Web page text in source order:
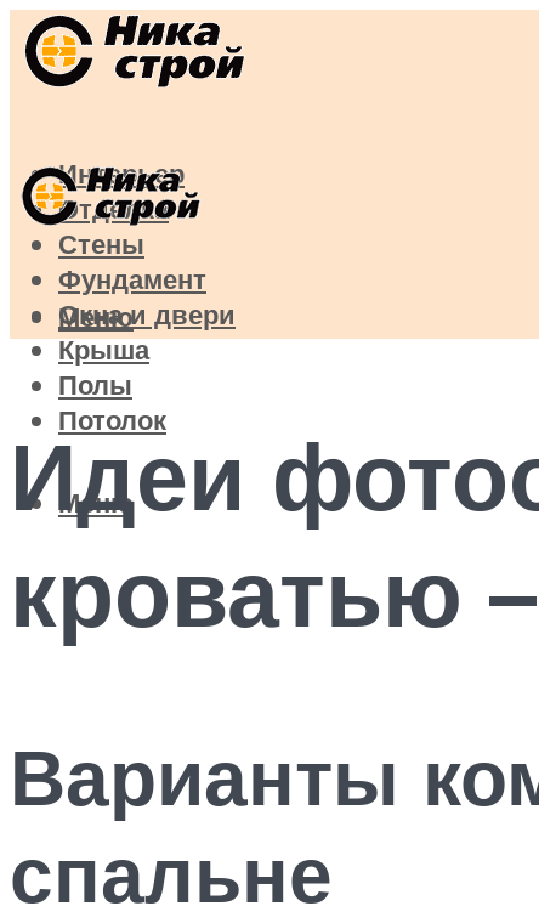
Интерьер
Отделка
Стены
Фундамент
Окна и двери
Крыша
Полы
Потолок
Меню
Меню
Идеи
кроватью
Варианты
спальне